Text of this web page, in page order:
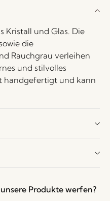
Kristall und Glas. Die
die
Rauchgrau verleihen
und stilvolles
handgefertigt und kann
Produkte werfen?